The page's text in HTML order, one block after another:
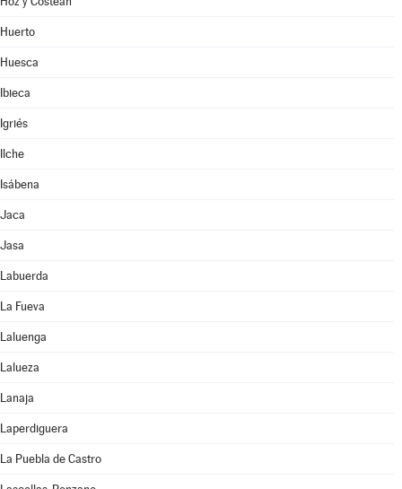
Huerto
Huesca
Ibieca
Igriés
Ilche
Isábena
Jaca
Jasa
Labuerda
La Fueva
Laluenga
Lalueza
Lanaja
Laperdiguera
La Puebla de Castro